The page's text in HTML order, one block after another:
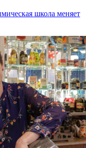
школа меняет